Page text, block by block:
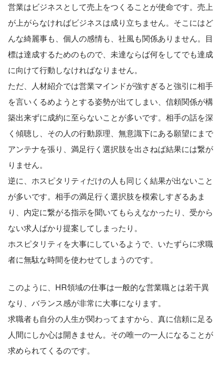
営業はビジネスとして売上をつくることが使命です。売上
が上がらなければビジネスは成り立ちません。そこにはど
んな綺麗事も、個人の感情も、社風も関係ありません。目
標は達成するためのもので、未達ならば何をしてでも達成
に向けて行動しなければなりません。
ただ、人材紹介では営業マインドが強すぎると強引に相手
を言いくるめようとする姿勢が出てしまい、信頼関係が構
築出来ずに成約に至らないことが多いです。相手の話を深
く傾聴し、その人の行動原理、無意識下にある願望にまで
アンテナを張り、満足行く選択肢を出さねば結果には繋が
りません。
逆に、ホスピタリティだけの人も同じく結果が出ないこと
が多いです。相手の満足行く選択肢を模索しすぎるあま
り、内定に繋がる指示を聞いてもらえなかったり、受から
ない求人ばかり提案してしまったり。
ホスピタリティを大事にしているようで、いたずらに求職
者に無駄な時間を使わせてしまうのです。
このように、HR領域の仕事は一般的な営業職とは若干異
なり、バランス感が非常に大事になります。
求職者も自分の人生が関わってますから、真に信頼に足る
人間にしか心は開きません。その唯一の一人になることが
求められてくるのです。